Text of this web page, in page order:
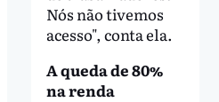
Nós não tivemos
acesso", conta ela.
A queda de 80%
na renda